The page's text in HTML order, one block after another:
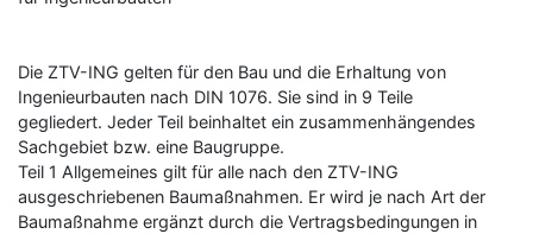
Die ZTV-ING gelten für den Bau und die Erhaltung von
Ingenieurbauten nach DIN 1076. Sie sind in 9 Teile
gegliedert. Jeder Teil beinhaltet ein zusammenhängendes
Sachgebiet bzw. eine Baugruppe.
Teil 1 Allgemeines gilt für alle nach den ZTV-ING
ausgeschriebenen Baumaßnahmen. Er wird je nach Art der
Baumaßnahme ergänzt durch die Vertragsbedingungen in